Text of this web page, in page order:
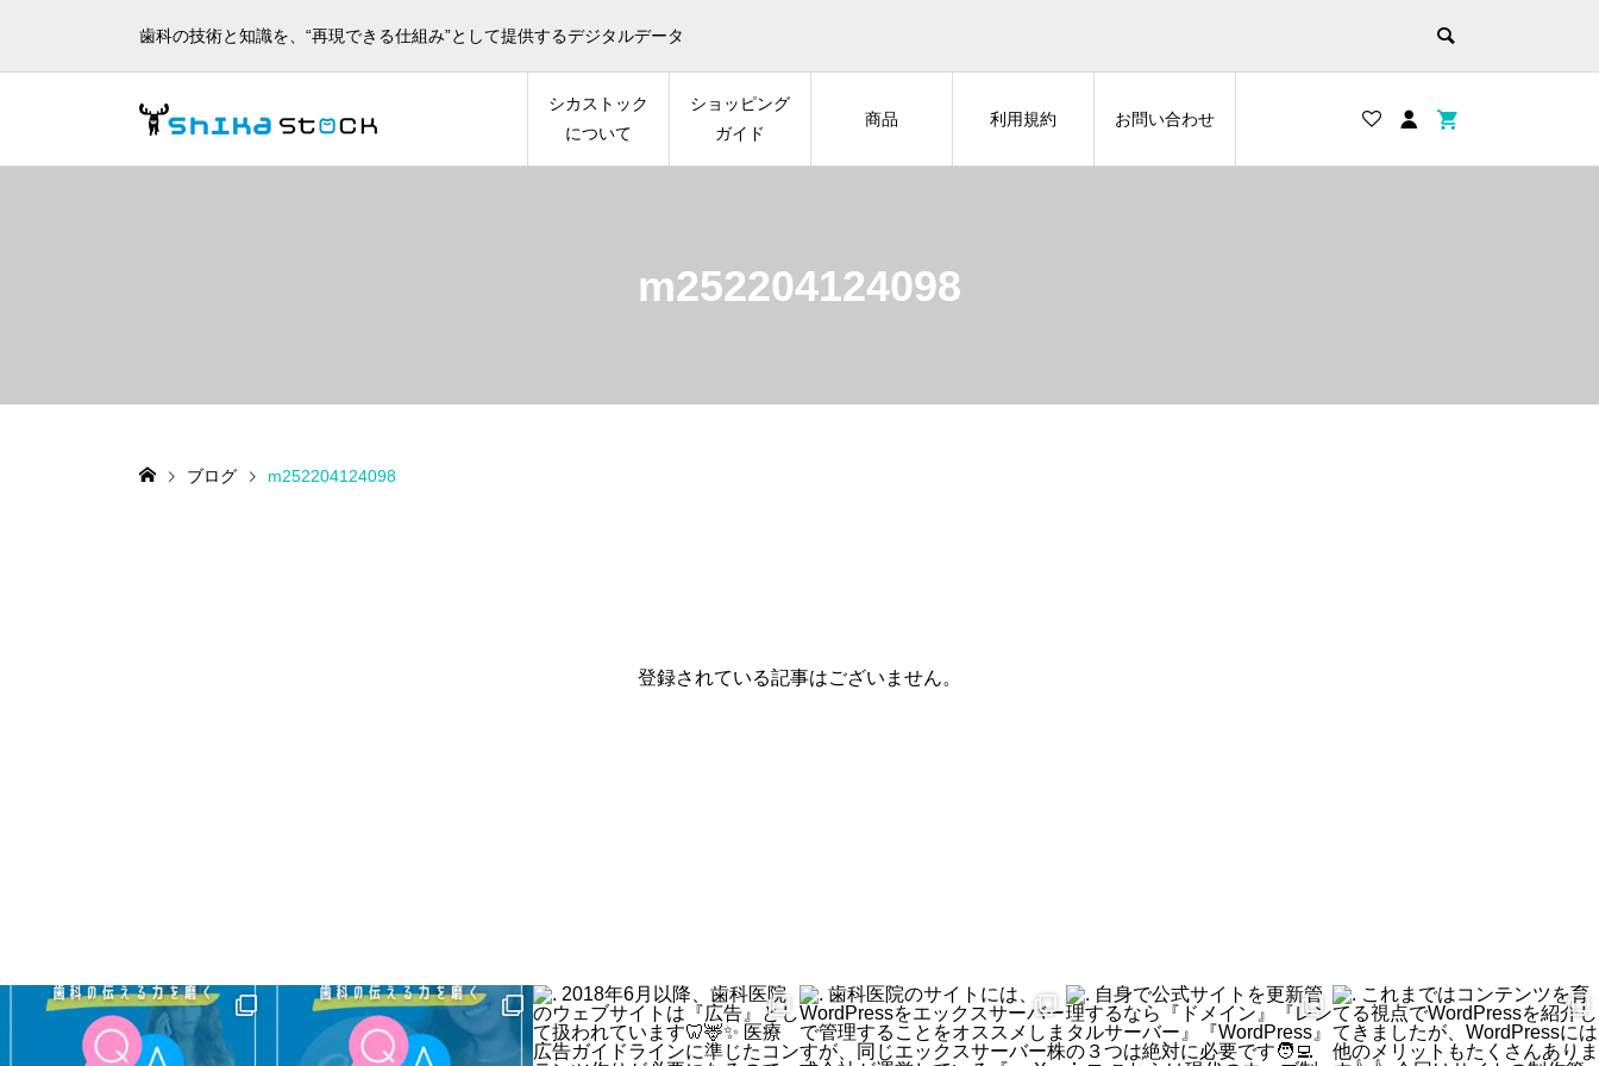
歯科の技術と知識を、“再現できる仕組み”として提供するデジタルデータ
シカストック
について
ショッピング
ガイド
商品 利用規約 お問い合わせ
m252204124098
ブログ m252204124098
登録されている記事はございません。